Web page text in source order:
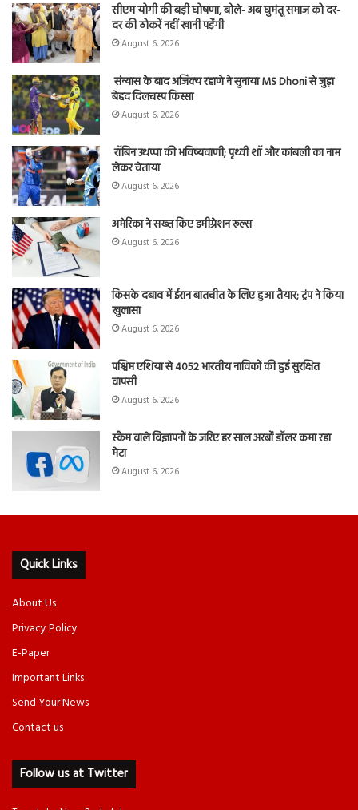
सीएम योगी की बड़ी घोषणा, बोले- अब घुमंतू समाज को दर-
दर की ठोकरें नहीं खानी पड़ेंगी
August 6, 2026
संन्यास के बाद अजिंक्‍य रहाणे ने सुनाया MS Dhoni से जुड़ा
बेहद दिलचस्प किस्सा
August 6, 2026
रॉबिन उथप्पा की भविष्यवाणी; पृथ्वी शॉ और कांबली का नाम
लेकर चेताया
August 6, 2026
अमेरिका ने सख्त किए इमीग्रेशन रूल्स
August 6, 2026
किसके दबाव में ईरान बातचीत के लिए हुआ तैयार; ट्रंप ने किया
खुलासा
August 6, 2026
पश्चिम एशिया से 4052 भारतीय नाविकों की हुई सुरक्षित
वापसी
August 6, 2026
स्कैम वाले विज्ञापनों के जरिए हर साल अरबों डॉलर कमा रहा
मेटा
August 6, 2026
Quick Links
About Us
Privacy Policy
E-Paper
Important Links
Send Your News
Contact us
Follow us at Twitter